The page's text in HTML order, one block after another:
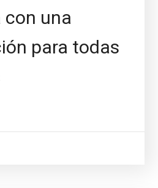
con una
para todas